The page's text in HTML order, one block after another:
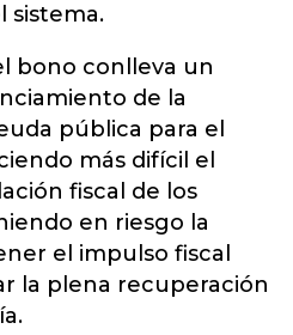
sistema.
bono conlleva un
de la
pública para el
más difícil el
fiscal de los
en riesgo la
el impulso fiscal
la plena recuperación